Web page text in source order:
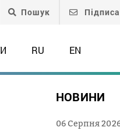
Пошук
RU EN
НОВИНИ
06 Серпня